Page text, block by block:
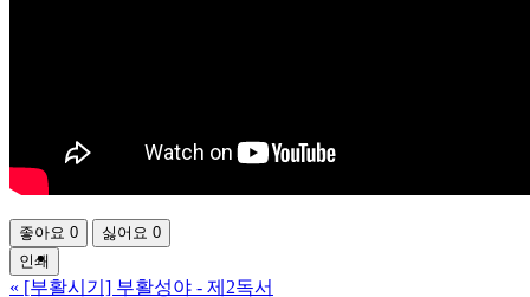
관련기관
좋아요 0 싫어요 0
인쇄
« [부활시기] 부활성야 - 제2독서